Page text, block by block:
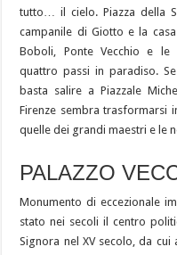
tutto… il cielo. Piazza della
campanile di Giotto e la
Boboli, Ponte Vecchio e le
quattro passi in paradiso.
basta salire a Piazzale
Firenze sembra trasformarsi
quelle dei grandi maestri e le
PALAZZO
Monumento di eccezionale
stato nei secoli il centro
Signora nel XV secolo, da cui